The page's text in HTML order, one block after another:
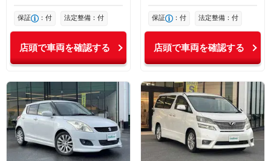
保証 ：付 法定整備：付
店頭で車両を確認する
保証 ：付 法定整備：付
店頭で車両を確認する